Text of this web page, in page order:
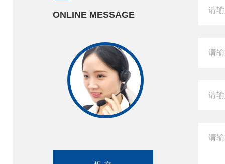
ONLINE MESSAGE